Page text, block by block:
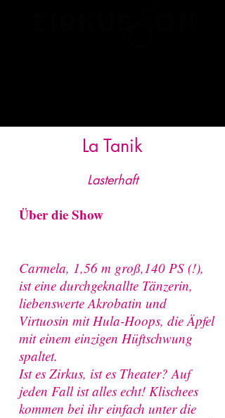
La Tanik
Lasterhaft
Über die Show
Carmela, 1,56 m groß,140 PS (!),
ist eine durchgeknallte Tänzerin,
liebenswerte Akrobatin und
Virtuosin mit Hula-Hoops, die Äpfel
mit einem einzigen Hüftschwung
spaltet.
Ist es Zirkus, ist es Theater? Auf
jeden Fall ist alles echt! Klischees
kommen bei ihr einfach unter die